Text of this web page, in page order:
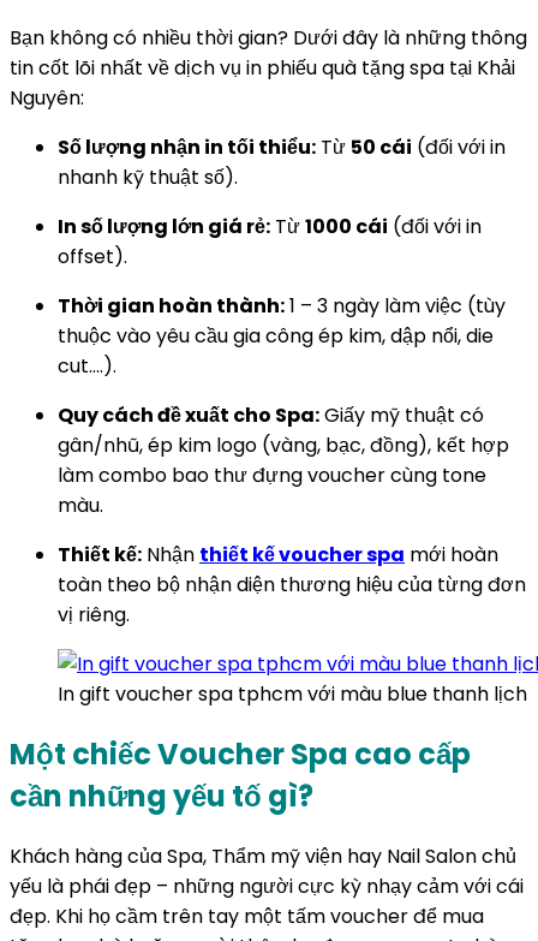
Bạn không có nhiều thời gian? Dưới đây là những thông
tin cốt lõi nhất về dịch vụ in phiếu quà tặng spa tại Khải
Nguyên:
Số lượng nhận in tối thiểu: Từ 50 cái (đối với in
nhanh kỹ thuật số).
In số lượng lớn giá rẻ: Từ1000 cái (đối với in
offset).
Thời gian hoàn thành:1 – 3 ngày làm việc (tùy
thuộc vào yêu cầu gia công ép kim, dập nổi, die
cut….).
Quy cách đề xuất cho Spa:Giấy mỹ thuật có
gân/nhũ, ép kim logo (vàng, bạc, đồng), kết hợp
làm combo bao thư đựng voucher cùng tone
màu.
Thiết kế: Nhận thiết kế voucher spa mới hoàn
toàn theo bộ nhận diện thương hiệu của từng đơn
vị riêng.
In gift voucher spa tphcm với màu blue thanh lịch
Một chiếc Voucher Spa cao cấp
cần những yếu tố gì?
Khách hàng của Spa, Thẩm mỹ viện hay Nail Salon chủ
yếu là phái đẹp – những người cực kỳ nhạy cảm với cái
đẹp. Khi họ cầm trên tay một tấm voucher để mua